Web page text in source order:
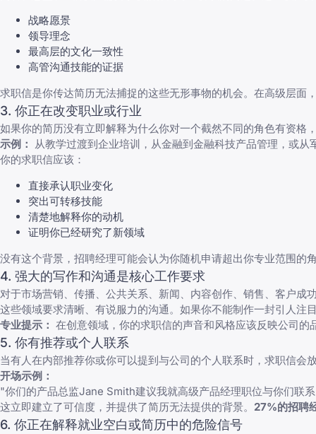
战略愿景
领导理念
最高层的文化一致性
高管沟通技能的证据
求职信是你传达简历无法捕捉的这些无形事物的机会。在高级层面
3. 你正在改变职业或行业
如果你的简历没有立即解释为什么你对一个截然不同的角色有资格
示例： 从教学过渡到企业培训，从金融到金融科技产品管理，或
你的求职信应该：
直接承认职业变化
突出可转移技能
清楚地解释你的动机
证明你已经研究了新领域
没有这个背景，招聘经理可能会认为你随机申请超出你专业范围的
4. 强大的写作和沟通是核心工作要求
对于市场营销、传播、公共关系、新闻、内容创作、销售、客户成
这些领域要求清晰、有说服力的沟通。如果你不能制作一封引人
专业提示： 在创意领域，你的求职信的声音和风格应该反映公司
5. 你有推荐或个人联系
当有人在内部推荐你或你可以提到与公司的个人联系时，求职信会
开场示例：
"你们的产品总监Jane Smith建议我就高级产品经理职位与你们联
这立即建立了可信度，并提供了简历无法提供的背景。 27%的招聘
6. 你正在解释就业空白或简历中的危险信号